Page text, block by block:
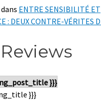
dans ENTRE SENSIBILITÉ ET
: DEUX CONTRE-VÉRITES
}}}
}}}